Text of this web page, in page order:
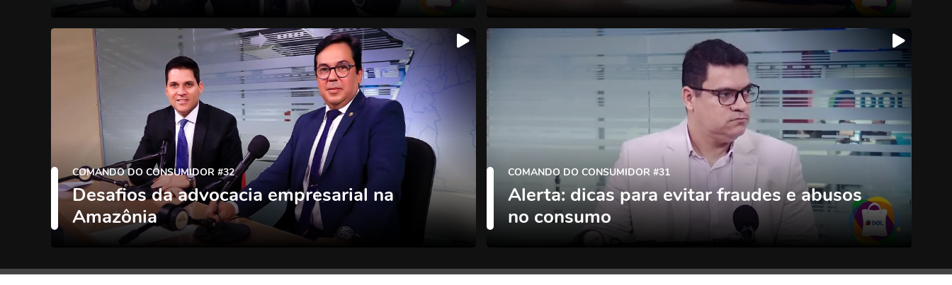
COMANDO DO CONSUMIDOR #32
Desafios da advocacia empresarial na
Amazônia
COMANDO DO CONSUMIDOR #31
Alerta: dicas para evitar fraudes e abusos
no consumo